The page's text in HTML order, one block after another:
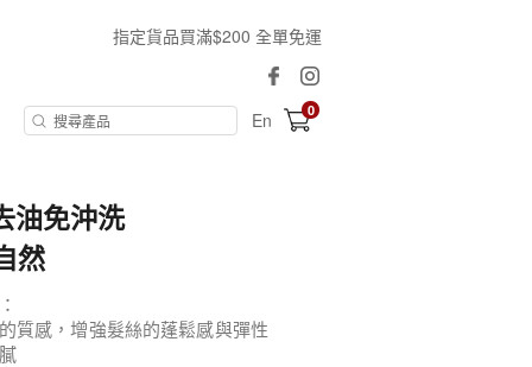
指定貨品買滿$200 全單免運
En 0
油免沖洗
然
質感，增強髮絲的蓬鬆感與彈性